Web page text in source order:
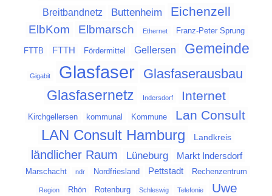
Breitbandnetz Buttenheim Eichenzell
ElbKom Elbmarsch Ethernet Franz-Peter Sprung
FTTB FTTH Fördermittel Gellersen Gemeinde
Gigabit Glasfaser Glasfaserausbau
Glasfasernetz Indersdorf Internet
Kirchgellersen kommunal Kommune Lan Consult
LAN Consult Hamburg Landkreis
ländlicher Raum Lüneburg Markt Indersdorf
Marschacht ndr Nordfriesland Pettstadt Rechenzentrum
Region Rhön Rotenburg Schleswig Telefonie Uwe